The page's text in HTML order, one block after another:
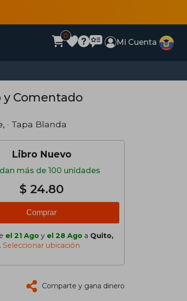
0
Mi Cuenta
y Comentado
· Tapa Blanda
Libro Nuevo
más de 100 unidades
$ 24.80
Comprar
el 21 Ago y el 28 Ago a Quito,
. Seleccionar ubicación
Comparte y gana dinero